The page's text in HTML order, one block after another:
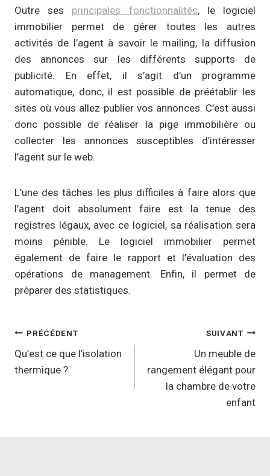
Outre ses principales fonctionnalités, le logiciel
immobilier permet de gérer toutes les autres
activités de l’agent à savoir le mailing, la diffusion
des annonces sur les différents supports de
publicité. En effet, il s’agit d’un programme
automatique, donc, il est possible de préétablir les
sites où vous allez publier vos annonces. C’est aussi
donc possible de réaliser la pige immobilière ou
collecter les annonces susceptibles d’intéresser
l’agent sur le web.
L’une des tâches les plus difficiles à faire alors que
l’agent doit absolument faire est la tenue des
registres légaux, avec ce logiciel, sa réalisation sera
moins pénible. Le logiciel immobilier permet
également de faire le rapport et l’évaluation des
opérations de management. Enfin, il permet de
préparer des statistiques.
Navigation
de
l’article
PRÉCÉDENT
Qu’est ce que l’isolation
thermique ?
SUIVANT
Un meuble de
rangement élégant pour
la chambre de votre
enfant